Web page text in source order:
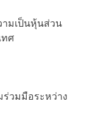
มเป็นหุ้นส่วน
ทศ
วมมือระหว่าง